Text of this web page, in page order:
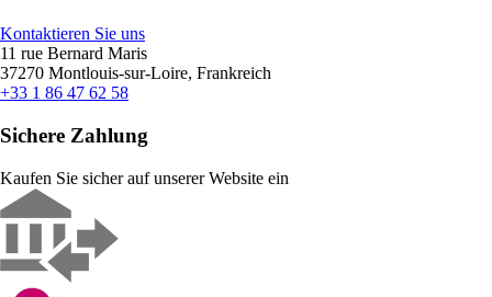
Kontaktieren Sie uns
11 rue Bernard Maris
37270 Montlouis-sur-Loire, Frankreich
+33 1 86 47 62 58
Sichere Zahlung
Kaufen Sie sicher auf unserer Website ein